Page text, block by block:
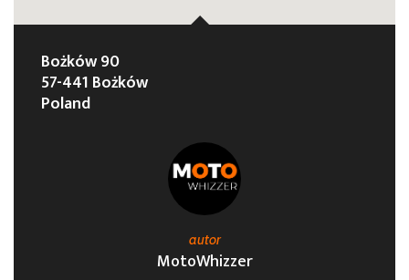
Bożków 90
57-441 Bożków
Poland
autor
MotoWhizzer